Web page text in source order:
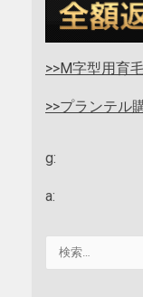
>>M字型用育
>>プランテル
g:
a: